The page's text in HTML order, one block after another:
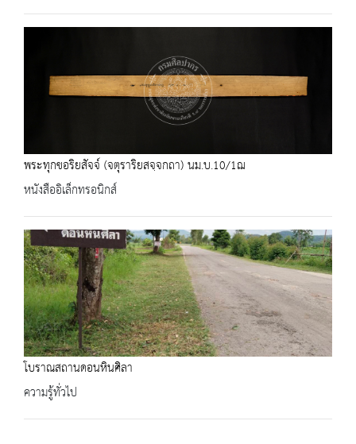
พระทุกขอริยสัจจ์ (จตุราริยสจฺจกถา) นม.บ.10/1ฌ
หนังสืออิเล็กทรอนิกส์
โบราณสถานดอนหินศิลา
ความรู้ทั่วไป